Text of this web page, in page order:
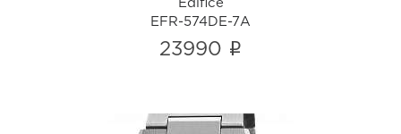
Edifice
EFR-574DE-7A
23990 i